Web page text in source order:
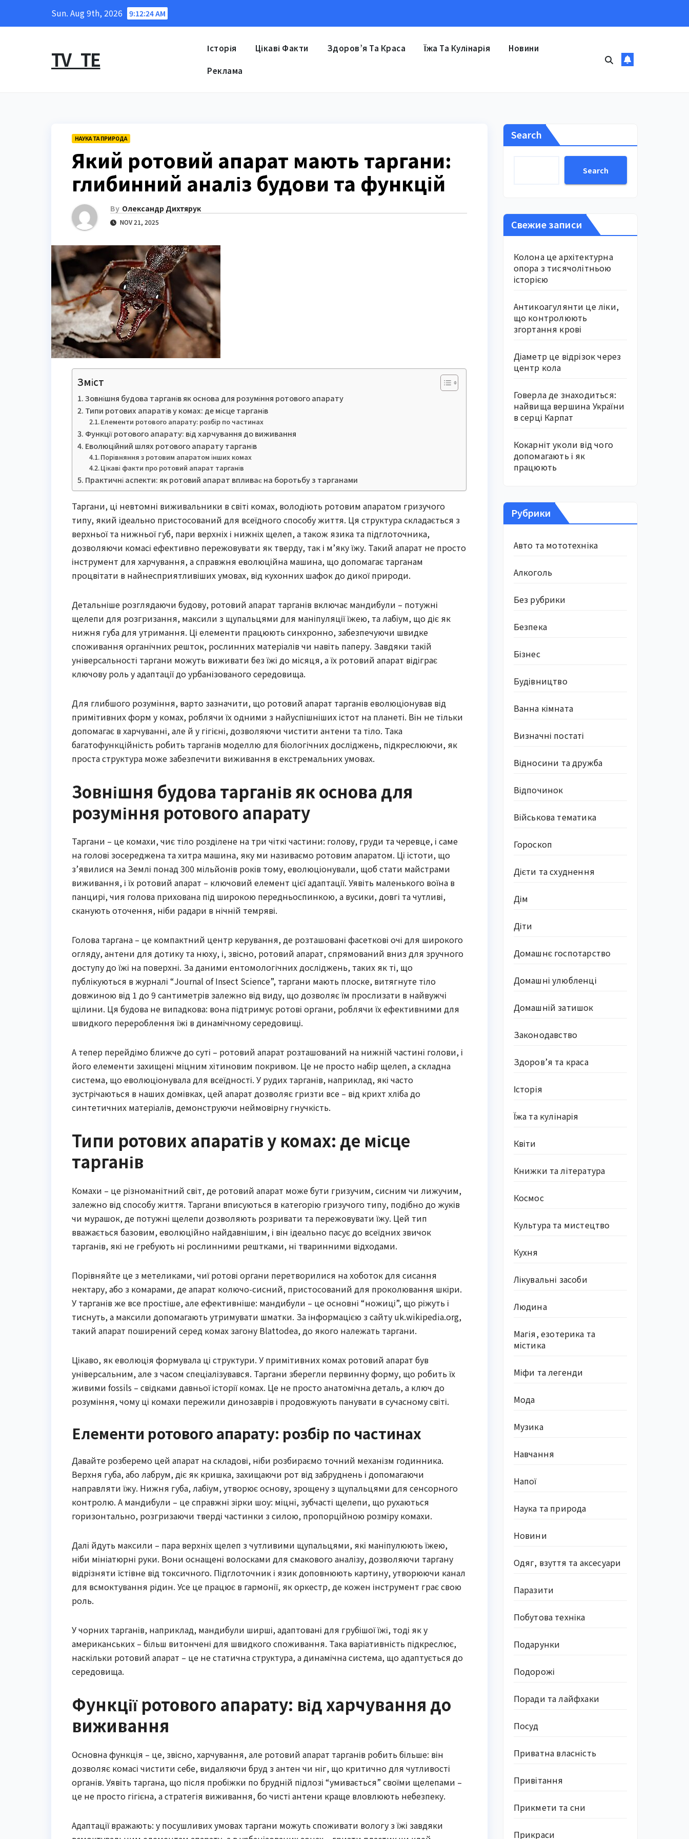
Sun. Aug 9th, 2026 9:12:25 AM
TV_TE Історія Цікаві Факти Здоров’я Та Краса Їжа Та Кулінарія Новини
Реклама
НАУКА ТА ПРИРОДА
Який ротовий апарат мають таргани:
глибинний аналіз будови та функцій
By Олександр Дихтярук
NOV 21, 2025
Зміст
Зовнішня будова тарганів як основа для розуміння ротового апарату
Типи ротових апаратів у комах: де місце тарганів
Елементи ротового апарату: розбір по частинах
Функції ротового апарату: від харчування до виживання
Еволюційний шлях ротового апарату тарганів
Порівняння з ротовим апаратом інших комах
Цікаві факти про ротовий апарат тарганів
Практичні аспекти: як ротовий апарат впливає на боротьбу з тарганами
Таргани, ці невтомні виживальники в світі комах, володіють ротовим апаратом гризучого
типу, який ідеально пристосований для всеїдного способу життя. Ця структура складається з
верхньої та нижньої губ, пари верхніх і нижніх щелеп, а також язика та підглоточника,
дозволяючи комасі ефективно пережовувати як тверду, так і м’яку їжу. Такий апарат не просто
інструмент для харчування, а справжня еволюційна машина, що допомагає тарганам
процвітати в найнесприятливіших умовах, від кухонних шафок до дикої природи.
Детальніше розглядаючи будову, ротовий апарат тарганів включає мандибули – потужні
щелепи для розгризання, максили з щупальцями для маніпуляції їжею, та лабіум, що діє як
нижня губа для утримання. Ці елементи працюють синхронно, забезпечуючи швидке
споживання органічних решток, рослинних матеріалів чи навіть паперу. Завдяки такій
універсальності таргани можуть виживати без їжі до місяця, а їх ротовий апарат відіграє
ключову роль у адаптації до урбанізованого середовища.
Для глибшого розуміння, варто зазначити, що ротовий апарат тарганів еволюціонував від
примітивних форм у комах, роблячи їх одними з найуспішніших істот на планеті. Він не тільки
допомагає в харчуванні, але й у гігієні, дозволяючи чистити антени та тіло. Така
багатофункційність робить тарганів моделлю для біологічних досліджень, підкреслюючи, як
проста структура може забезпечити виживання в екстремальних умовах.
Зовнішня будова тарганів як основа для
розуміння ротового апарату
Таргани – це комахи, чиє тіло розділене на три чіткі частини: голову, груди та черевце, і саме
на голові зосереджена та хитра машина, яку ми називаємо ротовим апаратом. Ці істоти, що
з’явилися на Землі понад 300 мільйонів років тому, еволюціонували, щоб стати майстрами
виживання, і їх ротовий апарат – ключовий елемент цієї адаптації. Уявіть маленького воїна в
панцирі, чия голова прихована під широкою передньоспинкою, а вусики, довгі та чутливі,
сканують оточення, ніби радари в нічній темряві.
Голова таргана – це компактний центр керування, де розташовані фасеткові очі для широкого
огляду, антени для дотику та нюху, і, звісно, ротовий апарат, спрямований вниз для зручного
доступу до їжі на поверхні. За даними ентомологічних досліджень, таких як ті, що
публікуються в журналі “Journal of Insect Science”, таргани мають плоске, витягнуте тіло
довжиною від 1 до 9 сантиметрів залежно від виду, що дозволяє їм прослизати в найвужчі
щілини. Ця будова не випадкова: вона підтримує ротові органи, роблячи їх ефективними для
швидкого перероблення їжі в динамічному середовищі.
А тепер перейдімо ближче до суті – ротовий апарат розташований на нижній частині голови, і
його елементи захищені міцним хітиновим покривом. Це не просто набір щелеп, а складна
система, що еволюціонувала для всеїдності. У рудих тарганів, наприклад, які часто
зустрічаються в наших домівках, цей апарат дозволяє гризти все – від крихт хліба до
синтетичних матеріалів, демонструючи неймовірну гнучкість.
Типи ротових апаратів у комах: де місце
тарганів
Комахи – це різноманітний світ, де ротовий апарат може бути гризучим, сисним чи лижучим,
залежно від способу життя. Таргани вписуються в категорію гризучого типу, подібно до жуків
чи мурашок, де потужні щелепи дозволяють розривати та пережовувати їжу. Цей тип
вважається базовим, еволюційно найдавнішим, і він ідеально пасує до всеїдних звичок
тарганів, які не гребують ні рослинними рештками, ні тваринними відходами.
Порівняйте це з метеликами, чиї ротові органи перетворилися на хоботок для сисання
нектару, або з комарами, де апарат колючо-сисний, пристосований для проколювання шкіри.
У тарганів же все простіше, але ефективніше: мандибули – це основні “ножиці”, що ріжуть і
тиснуть, а максили допомагають утримувати шматки. За інформацією з сайту uk.wikipedia.org,
такий апарат поширений серед комах загону Blattodea, до якого належать таргани.
Цікаво, як еволюція формувала ці структури. У примітивних комах ротовий апарат був
універсальним, але з часом спеціалізувався. Таргани зберегли первинну форму, що робить їх
живими fossils – свідками давньої історії комах. Це не просто анатомічна деталь, а ключ до
розуміння, чому ці комахи пережили динозаврів і продовжують панувати в сучасному світі.
Елементи ротового апарату: розбір по частинах
Давайте розберемо цей апарат на складові, ніби розбираємо точний механізм годинника.
Верхня губа, або лабрум, діє як кришка, захищаючи рот від забруднень і допомагаючи
направляти їжу. Нижня губа, лабіум, утворює основу, зрощену з щупальцями для сенсорного
контролю. А мандибули – це справжні зірки шоу: міцні, зубчасті щелепи, що рухаються
горизонтально, розгризаючи тверді частинки з силою, пропорційною розміру комахи.
Далі йдуть максили – пара верхніх щелеп з чутливими щупальцями, які маніпулюють їжею,
ніби мініатюрні руки. Вони оснащені волосками для смакового аналізу, дозволяючи таргану
відрізняти їстівне від токсичного. Підглоточник і язик доповнюють картину, утворюючи канал
для всмоктування рідин. Усе це працює в гармонії, як оркестр, де кожен інструмент грає свою
роль.
У чорних тарганів, наприклад, мандибули ширші, адаптовані для грубішої їжі, тоді як у
американських – більш витончені для швидкого споживання. Така варіативність підкреслює,
наскільки ротовий апарат – це не статична структура, а динамічна система, що адаптується до
середовища.
Функції ротового апарату: від харчування до
виживання
Основна функція – це, звісно, харчування, але ротовий апарат тарганів робить більше: він
дозволяє комасі чистити себе, видаляючи бруд з антен чи ніг, що критично для чутливості
органів. Уявіть таргана, що після пробіжки по брудній підлозі “умивається” своїми щелепами –
це не просто гігієна, а стратегія виживання, бо чисті антени краще вловлюють небезпеку.
Адаптації вражають: у посушливих умовах таргани можуть споживати вологу з їжі завдяки
Search
Search
Свежие записи
Колона це архітектурна
опора з тисячолітньою
історією
Антикоагулянти це ліки,
що контролюють
згортання крові
Діаметр це відрізок через
центр кола
Говерла де знаходиться:
найвища вершина України
в серці Карпат
Кокарніт уколи від чого
допомагають і як
працюють
Рубрики
Авто та мототехніка
Алкоголь
Без рубрики
Безпека
Бізнес
Будівництво
Ванна кімната
Визначні постаті
Відносини та дружба
Відпочинок
Військова тематика
Гороскоп
Дієти та схуднення
Дім
Діти
Домашнє госпотарство
Домашні улюбленці
Домашній затишок
Законодавство
Здоров’я та краса
Історія
Їжа та кулінарія
Квіти
Книжки та література
Космос
Культура та мистецтво
Кухня
Лікувальні засоби
Людина
Магія, езотерика та
містика
Міфи та легенди
Мода
Музика
Навчання
Напої
Наука та природа
Новини
Одяг, взуття та аксесуари
Паразити
Побутова техніка
Подарунки
Подорожі
Поради та лайфхаки
Посуд
Приватна власність
Привітання
Прикмети та сни
Прикраси